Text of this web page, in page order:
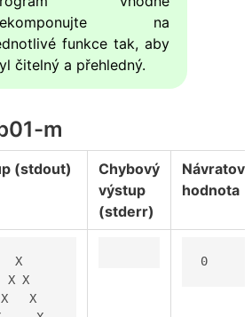
na
funkce tak, aby
čitelný a přehledný.
m
(stdout)
Chybový
výstup
(stderr)
Návratová
hodnota
X
X X
X
0